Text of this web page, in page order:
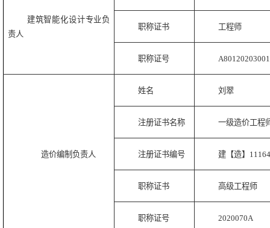
建筑智能化设计专业负
责人
职称证书 工程师
职称证号
造价编制负责人
姓名 刘翠
注册证书名称 一级造价工程
注册证书编号 建【造】
职称证书 高级工程师
职称证号 2020070A